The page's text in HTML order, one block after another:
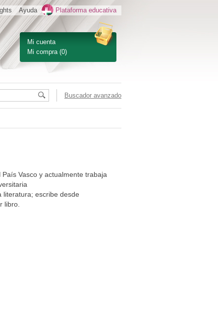
Mi cuenta
Mi compra (0)
Ayuda Plataforma educativa
Buscador avanzado
Vasco y actualmente trabaja
literatura; escribe desde
libro.